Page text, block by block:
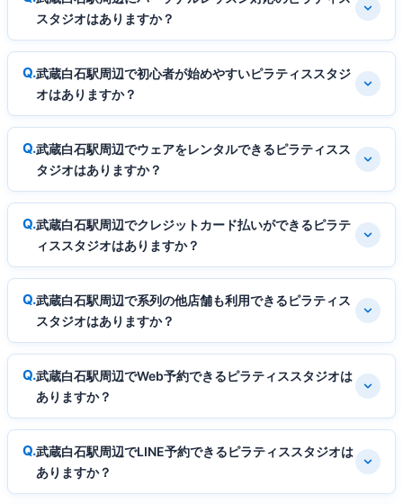
スタジオはありますか？
武蔵白石駅周辺で初心者が始めやすいピラティススタジ
オはありますか？
武蔵白石駅周辺でウェアをレンタルできるピラティスス
タジオはありますか？
武蔵白石駅周辺でクレジットカード払いができるピラテ
ィススタジオはありますか？
武蔵白石駅周辺で系列の他店舗も利用できるピラティス
スタジオはありますか？
武蔵白石駅周辺でWeb予約できるピラティススタジオは
ありますか？
武蔵白石駅周辺でLINE予約できるピラティススタジオは
ありますか？